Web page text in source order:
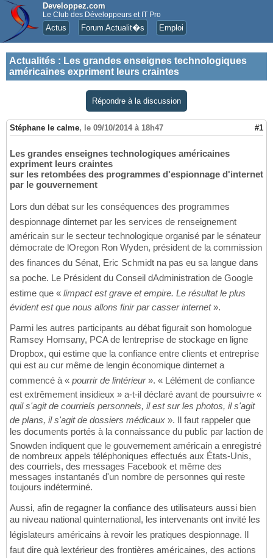
Developpez.com
Le Club des Développeurs et IT Pro
Actus Forum Actualit�s Emploi
Actualités : Les grandes enseignes technologiques
américaines expriment leurs craintes
Répondre à la discussion
Stéphane le calme, le 09/10/2014 à 18h47 #1
Les grandes enseignes technologiques américaines
expriment leurs craintes
sur les retombées des programmes d'espionnage d'internet
par le gouvernement
Lors dun débat sur les conséquences des programmes
despionnage dinternet par les services de renseignement
américain sur le secteur technologique organisé par le sénateur
démocrate de lOregon Ron Wyden, président de la commission
des finances du Sénat, Eric Schmidt na pas eu sa langue dans
sa poche. Le Président du Conseil dAdministration de Google
estime que « limpact est grave et empire. Le résultat le plus
évident est que nous allons finir par casser internet».
Parmi les autres participants au débat figurait son homologue
Ramsey Homsany, PCA de lentreprise de stockage en ligne
Dropbox, qui estime que la confiance entre clients et entreprise
qui est au cur même de lengin économique dinternet a
commencé à « pourrir de lintérieur». « Lélément de confiance
est extrêmement insidieux » a-t-il déclaré avant de poursuivre «
quil s'agit de courriels personnels, il est sur les photos, il s'agit
de plans, il s'agit de dossiers médicaux ». Il faut rappeler que
les documents portés à la connaissance du public par laction de
Snowden indiquent que le gouvernement américain a enregistré
de nombreux appels téléphoniques effectués aux États-Unis,
des courriels, des messages Facebook et même des
messages instantanés d'un nombre de personnes qui reste
toujours indéterminé.
Aussi, afin de regagner la confiance des utilisateurs aussi bien
au niveau national quinternational, les intervenants ont invité les
législateurs américains à revoir les pratiques despionnage. Il
faut dire quà lextérieur des frontières américaines, des actions